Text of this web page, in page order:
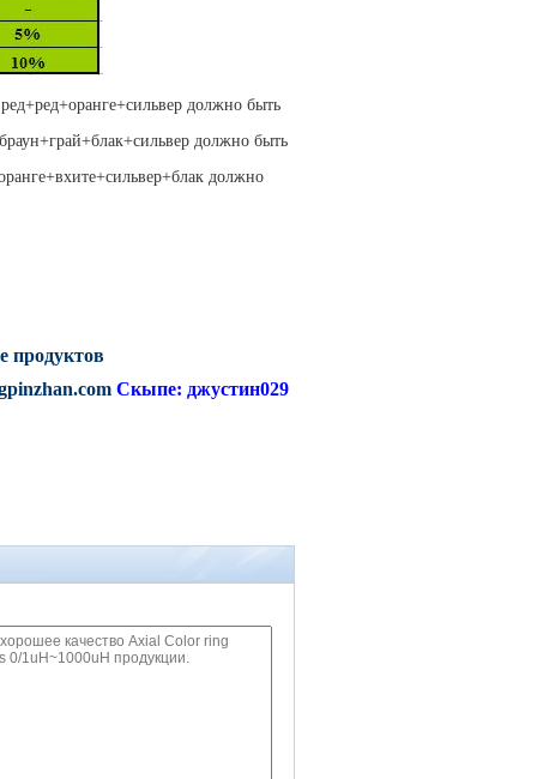
должно быть
должно быть
должно
продуктов
Скыпе: джустин029